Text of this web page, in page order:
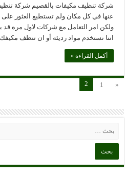
شركة تنظيف مكيفات بالقصيم شركة
عنها في كل مكان ولم تستطيع العثور
ولكن امر التعامل مع شركات لاول مره
اننا نستخدم مواد رديئه أو ان تنظف
أكمل القراءة »
«
1
2